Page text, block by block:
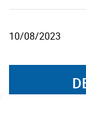
10/08/2023